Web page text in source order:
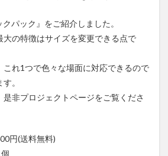
パック』をご紹介しました。
大の特徴はサイズを変更できる点で
これ1つで色々な場面に対応できるので
。
非プロジェクトページをご覧くださ
円(送料無料)